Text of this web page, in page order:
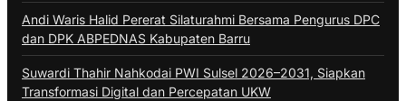
Andi Waris Halid Pererat Silaturahmi Bersama Pengurus DPC
dan DPK ABPEDNAS Kabupaten Barru
Suwardi Thahir Nahkodai PWI Sulsel 2026–2031, Siapkan
Transformasi Digital dan Percepatan UKW